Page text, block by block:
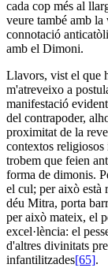
cada cop més al
veure també amb
connotació
amb el Dimoni.
Llavors, vist el que
m'atreveixo a
manifestació
del contrapoder,
proximitat de la
contextos
trobem que feien
forma de dimonis.
el cul; per això està
déu Mitra, porta
per això mateix, el
excel·lència: el
d'altres divinitats
infantilitzades[65].